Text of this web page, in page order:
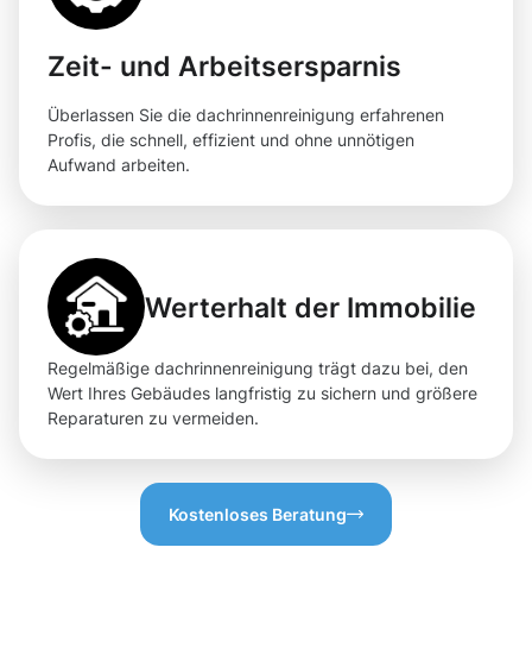
Zeit- und Arbeitsersparnis
Überlassen Sie die dachrinnenreinigung erfahrenen
Profis, die schnell, effizient und ohne unnötigen
Aufwand arbeiten.
Werterhalt der Immobilie
Regelmäßige dachrinnenreinigung trägt dazu bei, den
Wert Ihres Gebäudes langfristig zu sichern und größere
Reparaturen zu vermeiden.
Kostenloses Beratung